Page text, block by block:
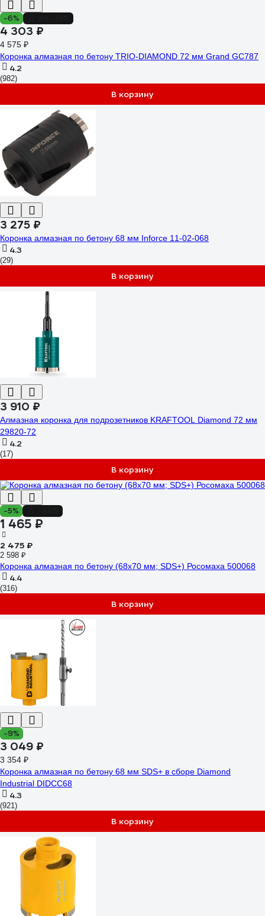
-6%
4 303 ₽
4 575 ₽
Коронка алмазная по бетону TRIO-DIAMOND 72 мм Grand GC787
4.2
(982)
В корзину
3 275 ₽
Коронка алмазная по бетону 68 мм Inforce 11-02-068
4.3
(29)
В корзину
3 910 ₽
Алмазная коронка для подрозетников KRAFTOOL Diamond 72 мм
29820-72
4.2
(17)
В корзину
-5%
1 465 ₽
2 475 ₽
2 598 ₽
Коронка алмазная по бетону (68х70 мм; SDS+) Росомаха 500068
4.4
(316)
В корзину
-9%
3 049 ₽
3 354 ₽
Коронка алмазная по бетону 68 мм SDS+ в сборе Diamond
Industrial DIDCC68
4.3
(921)
В корзину